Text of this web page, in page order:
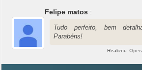
Felipe matos :
Tudo perfeito, bem
Parabéns!
Realizou